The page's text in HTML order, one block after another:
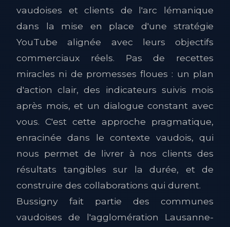
vaudoises et clients de l'arc lémanique
dans la mise en place d'une stratégie
YouTube alignée avec leurs objectifs
commerciaux réels. Pas de recettes
miracles ni de promesses floues : un plan
d'action clair, des indicateurs suivis mois
après mois, et un dialogue constant avec
vous. C'est cette approche pragmatique,
enracinée dans le contexte vaudois, qui
nous permet de livrer à nos clients des
résultats tangibles sur la durée, et de
construire des collaborations qui durent.
Bussigny fait partie des communes
vaudoises de l'agglomération Lausanne-